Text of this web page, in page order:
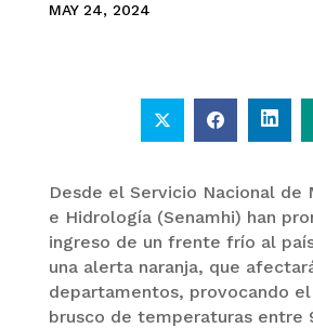
MAY 24, 2024
Desde el Servicio Nacional de
e Hidrología (Senamhi) han
ingreso de un frente frío al
una alerta naranja, que
departamentos, provocando
brusco de temperaturas entre